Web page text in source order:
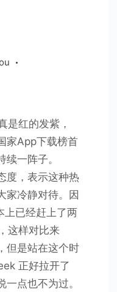
是红的发紫，
家App下载榜首
一阵子。
度，表示这种热
家冷静对待。因
上已经赶上了两
这样对比来
但是站在这个时
正好拉开了
点也不为过。